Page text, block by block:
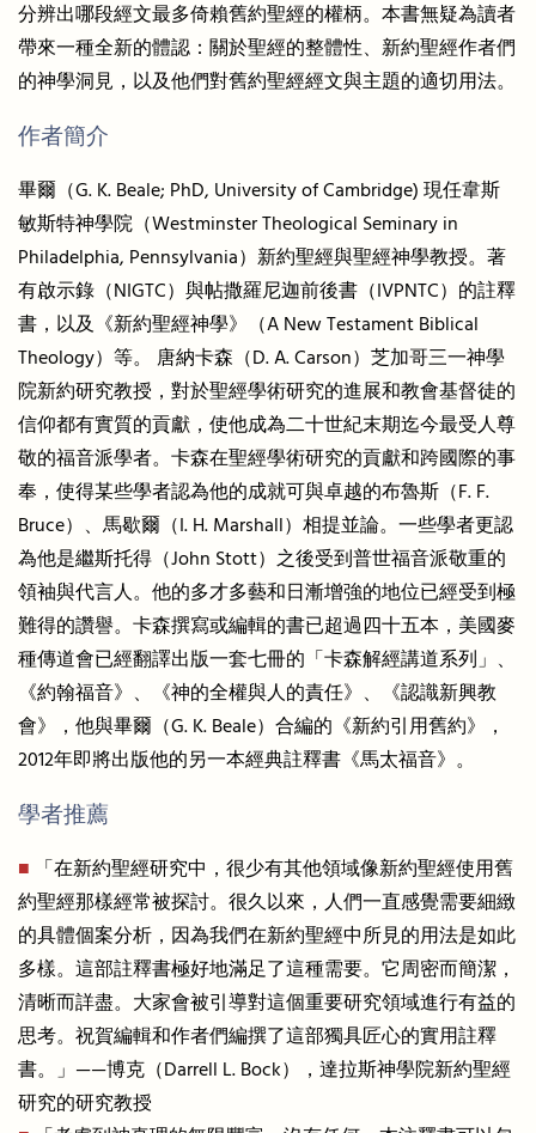
分辨出哪段經文最多倚賴舊約聖經的權柄。本書無疑為讀者
帶來一種全新的體認：關於聖經的整體性、新約聖經作者們
的神學洞見，以及他們對舊約聖經經文與主題的適切用法。
作者簡介
畢爾（G. K. Beale; PhD, University of Cambridge) 現任韋斯
敏斯特神學院（Westminster Theological Seminary in
Philadelphia, Pennsylvania）新約聖經與聖經神學教授。著
有啟示錄（NIGTC）與帖撒羅尼迦前後書（IVPNTC）的註釋
書，以及《新約聖經神學》（A New Testament Biblical
Theology）等。 唐納卡森（D. A. Carson）芝加哥三一神學
院新約研究教授，對於聖經學術研究的進展和教會基督徒的
信仰都有實質的貢獻，使他成為二十世紀末期迄今最受人尊
敬的福音派學者。卡森在聖經學術研究的貢獻和跨國際的事
奉，使得某些學者認為他的成就可與卓越的布魯斯（F. F.
Bruce）、馬歇爾（I. H. Marshall）相提並論。一些學者更認
為他是繼斯托得（John Stott）之後受到普世福音派敬重的
領袖與代言人。他的多才多藝和日漸增強的地位已經受到極
難得的讚譽。卡森撰寫或編輯的書已超過四十五本，美國麥
種傳道會已經翻譯出版一套七冊的「卡森解經講道系列」、
《約翰福音》、《神的全權與人的責任》、《認識新興教
會》，他與畢爾（G. K. Beale）合編的《新約引用舊約》，
2012年即將出版他的另一本經典註釋書《馬太福音》。
學者推薦
■ 「在新約聖經研究中，很少有其他領域像新約聖經使用舊
約聖經那樣經常被探討。很久以來，人們一直感覺需要細緻
的具體個案分析，因為我們在新約聖經中所見的用法是如此
多樣。這部註釋書極好地滿足了這種需要。它周密而簡潔，
清晰而詳盡。大家會被引導對這個重要研究領域進行有益的
思考。祝賀編輯和作者們編撰了這部獨具匠心的實用註釋
書。」——博克（Darrell L. Bock），達拉斯神學院新約聖經
研究的研究教授